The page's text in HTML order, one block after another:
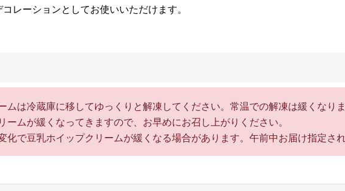
レーションとしてお使いいただけます。
ムは冷蔵庫に移してゆっくりと解凍してください。常温での解凍は緩くなり
ムが緩くなってきますので、お早めにお召し上がりください。
で豆乳ホイップクリームが緩くなる場合があります。午前中お届け指定さ